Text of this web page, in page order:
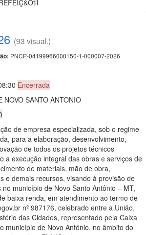
(93 visual.)
PNCP-04199966000150-1-000007-2026
Encerrada
NOVO SANTO ANTONIO
de empresa especializada, sob o regime
para a elaboração, desenvolvimento,
de todos os projetos técnicos
a execução integral das obras e serviços de
de materiais, mão de obra,
e demais recursos, visando à provisão de
município de Novo Santo Antônio – MT,
baixa renda, em atendimento ao termo de
nº 987176, celebrado entre a União,
das Cidades, representado pela Caixa
município de Novo Antônio, no âmbito do